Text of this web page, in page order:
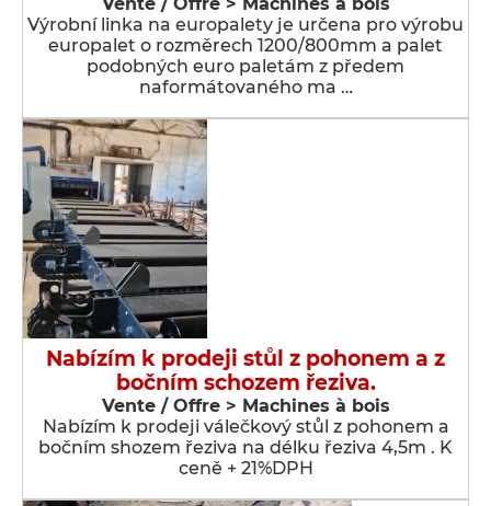
Výrobní linka na europalety je určena pro výrobu
europalet o rozměrech 1200/800mm a palet
podobných euro paletám z předem
naformátovaného ma …
Nabízím k prodeji stůl z pohonem a z
bočním schozem řeziva.
Vente / Offre > Machines à bois
Nabízím k prodeji válečkový stůl z pohonem a
bočním shozem řeziva na délku řeziva 4,5m . K
ceně + 21%DPH